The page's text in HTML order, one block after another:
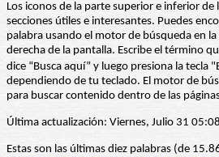
Los iconos de la parte superior e inferior de
secciones útiles e interesantes. Puedes
palabra usando el motor de búsqueda en
derecha de la pantalla. Escribe el término
dice “Busca aquí” y luego presiona la
dependiendo de tu teclado. El motor de
para buscar contenido dentro de las
Última actualización: Viernes, Julio 31
Estas son las últimas diez palabras (de